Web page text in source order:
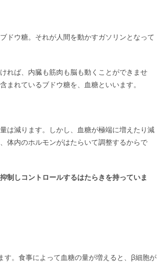
ドウ糖。それが人間を動かすガソリンとなって
れば、内臓も筋肉も脳も動くことができませ
れているブドウ糖を、血糖といいます。
は減ります。しかし、血糖が極端に増えたり減
体内のホルモンがはたらいて調整するからで
制しコントロールするはたらきを持っていま
。食事によって血糖の量が増えると、β細胞が